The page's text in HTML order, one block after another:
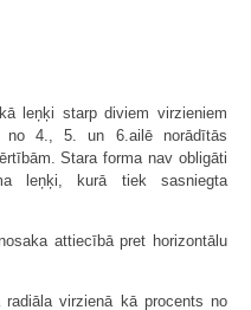
leņķi starp diviem virzieniem
4., 5. un 6.ailē norādītās
Stara forma nav obligāti
leņķi, kurā tiek sasniegta
attiecībā pret horizontālu
virzienā kā procents no